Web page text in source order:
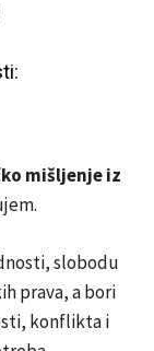
mišljenje iz
slobodu
prava, a bori
konflikta i